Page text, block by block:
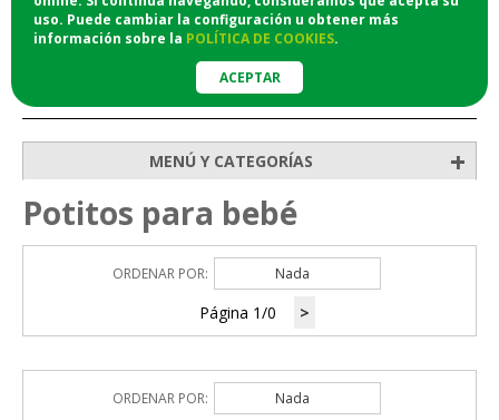
uso. Puede cambiar la configuración u obtener más
información sobre la POLÍTICA DE COOKIES.
ACEPTAR
o si lo prefieres te lo mandamos a casa
Alimentación del bebé>Potitos para bebé
MENÚ Y CATEGORÍAS +
Potitos para bebé
ORDENAR POR: Nada
Página 1/0 >
ORDENAR POR: Nada